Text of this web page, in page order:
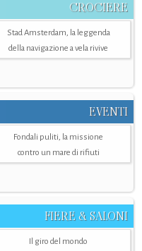
CROCIERE
Stad Amsterdam, la leggenda
della navigazione a vela rivive
EVENTI
Fondali puliti, la missione
contro un mare di rifiuti
FIERE & SALONI
Il giro del mondo